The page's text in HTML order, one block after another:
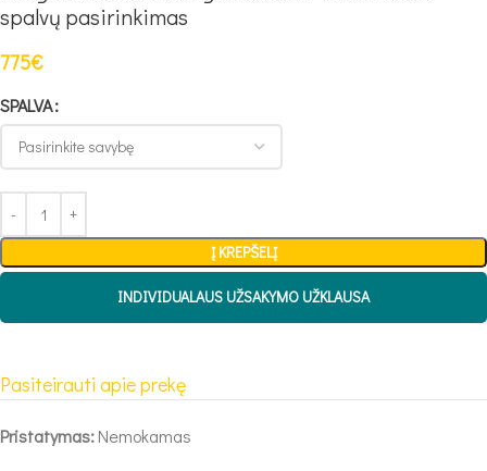
spalvų pasirinkimas
775€
SPALVA
Į KREPŠELĮ
INDIVIDUALAUS UŽSAKYMO UŽKLAUSA
Pasiteirauti apie prekę
Pristatymas:Nemokamas